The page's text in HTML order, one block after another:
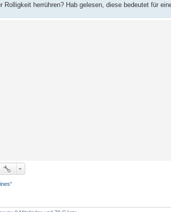
Rolligkeit herrühren? Hab gelesen, diese bedeutet für